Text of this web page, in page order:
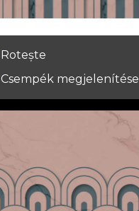
Rotește
Csempék megjelenítése